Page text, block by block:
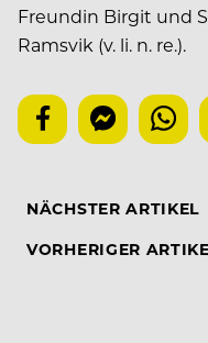
Freundin Birgit und
Ramsvik (v. li. n. re.).
NÄCHSTER ARTIKEL
VORHERIGER